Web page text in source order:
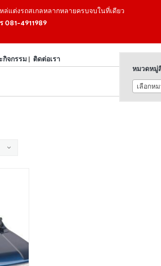
ล่แต่งรถสเกลหลากหลายครบจบในที่เดียว
081-4911989
กิจกรรม| ติดต่อเรา
หมวดหมู่
เลือกห